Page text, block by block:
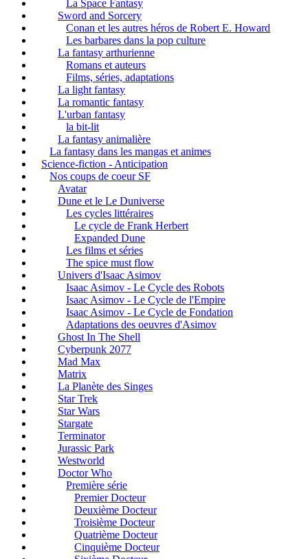
La Space Fantasy
Sword and Sorcery
Conan et les autres héros de Robert E. Howard
Les barbares dans la pop culture
La fantasy arthurienne
Romans et auteurs
Films, séries, adaptations
La light fantasy
La romantic fantasy
L'urban fantasy
la bit-lit
La fantasy animalière
La fantasy dans les mangas et animes
Science-fiction - Anticipation
Nos coups de coeur SF
Avatar
Dune et le Le Duniverse
Les cycles littéraires
Le cycle de Frank Herbert
Expanded Dune
Les films et séries
The spice must flow
Univers d'Isaac Asimov
Isaac Asimov - Le Cycle des Robots
Isaac Asimov - Le Cycle de l'Empire
Isaac Asimov - Le Cycle de Fondation
Adaptations des oeuvres d'Asimov
Ghost In The Shell
Cyberpunk 2077
Mad Max
Matrix
La Planète des Singes
Star Trek
Star Wars
Stargate
Terminator
Jurassic Park
Westworld
Doctor Who
Première série
Premier Docteur
Deuxième Docteur
Troisième Docteur
Quatrième Docteur
Cinquième Docteur